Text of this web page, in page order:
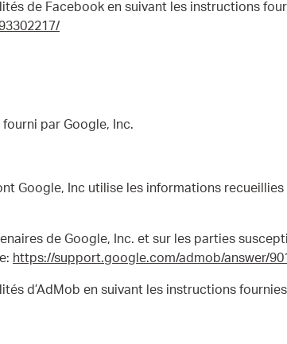
de Facebook en suivant les instructions
par Google, Inc.
Google, Inc utilise les informations
de Google, Inc. et sur les parties
https://support.google.com/admob/answer/
d’AdMob en suivant les instructions